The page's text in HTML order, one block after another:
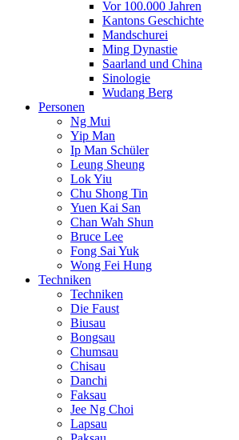
Vor 100.000 Jahren
Kantons Geschichte
Mandschurei
Ming Dynastie
Saarland und China
Sinologie
Wudang Berg
Personen
Ng Mui
Yip Man
Ip Man Schüler
Leung Sheung
Lok Yiu
Chu Shong Tin
Yuen Kai San
Chan Wah Shun
Bruce Lee
Fong Sai Yuk
Wong Fei Hung
Techniken
Techniken
Die Faust
Biusau
Bongsau
Chumsau
Chisau
Danchi
Faksau
Jee Ng Choi
Lapsau